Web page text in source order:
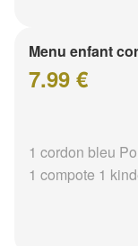
Menu enfant
7.99 €
1 cordon bleu
1 compote 1